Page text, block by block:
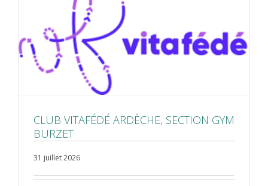
CLUB VITAFÉDÉ ARDÈCHE, SECTION GYM
BURZET
31 juillet 2026